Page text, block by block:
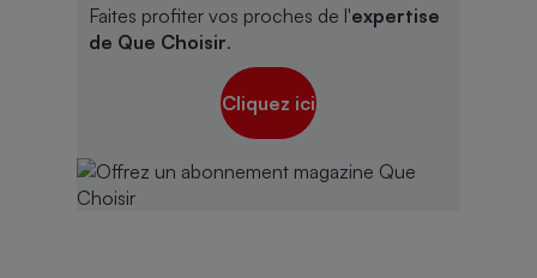
Faites profiter vos proches de l'expertise
de Que Choisir.
Cliquez ici